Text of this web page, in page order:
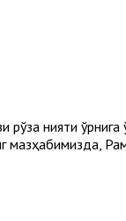
рўза нияти
мазҳабимизда,